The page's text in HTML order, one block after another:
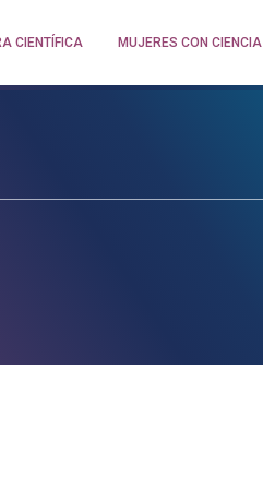
CIENTÍFICA MUJERES CON CIENCIA